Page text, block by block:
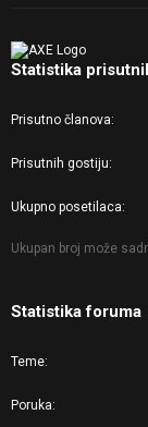
Statistika
Prisutno članova
Prisutnih gostiju
Ukupno posetilaca
Ukupan broj može
Statistika foruma
Teme
Poruka